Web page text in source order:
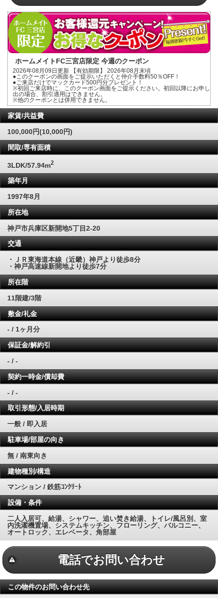
ホームメイトFC三宮店限定 今週のクーポン
2026年08月09日更新 【有効期限】 2026年08月末頃
●このクーポンの画面をご提示いただくと仲介手数料50％OFF！
●ご来店だけでマックカード500円分プレゼント！
※初回ご来店時に、このクーポン画面をご提示ください。初回以降にお申し
出の場合、割引適用はできません。
※他のクーポンとは併用できません。
家賃/共益費
100,000円(10,000円)
間取/専有面積
3LDK/57.94m2
築年月
1997年8月
所在地
神戸市兵庫区新開地5丁目2-20
交通
・ＪＲ東海道本線（近畿）神戸より徒歩8分
・神戸高速線新開地より徒歩7分
所在階
11階建/3階
敷金/礼金
- / 1ヶ月分
保証金/解約引
- / -
契約一時金/償却費
- / -
取引形態/入居時期
一般 / 即入居
駐車場/部屋の向き
無 / 南東向き
建物種別/構造
マンション / 鉄筋ｺﾝｸﾘｰﾄ
設備・条件
二人入居可、給湯、シャワー、追い焚き給湯、トイレ/風呂別、室
内洗濯機置場、システムキッチン、フローリング、バルコニー、
オートロック、エレベータ、角部屋
電話でお問い合わせ
この物件のお問い合わせ先